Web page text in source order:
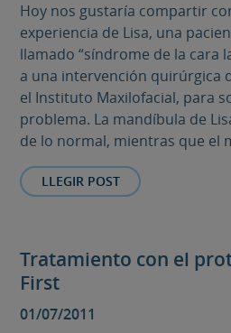
Hoy nos gustaría compartir
experiencia de Lisa, una
llamado “síndrome de la cara
a una intervención quirúrgica
el Instituto Maxilofacial, para
problema. La mandíbula de
de lo normal, mientras que el
LLEGIR POST
Tratamiento con el
First
01/07/2011